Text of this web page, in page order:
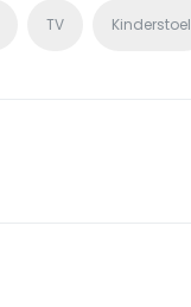
TV Kinderstoel